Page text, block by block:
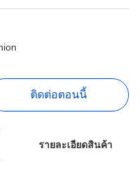
ติดต่อตอนนี้
รายละเอียดสินค้า